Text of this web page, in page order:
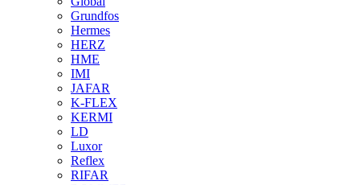
Grundfos
Hermes
HERZ
HME
IMI
JAFAR
K-FLEX
KERMI
LD
Luxor
Reflex
RIFAR